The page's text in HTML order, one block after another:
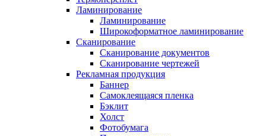
Ламинирование
Ламинирование
Широкоформатное ламинирование
Сканирование
Сканирование документов
Сканирование чертежей
Рекламная продукция
Баннер
Самоклеящаяся пленка
Бэклит
Холст
Фотобумага